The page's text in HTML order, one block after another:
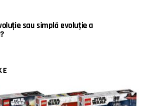
sau simplă evoluție a